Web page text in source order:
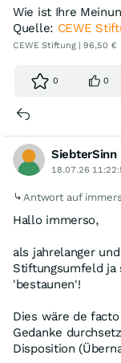
Wie ist Ihre
Quelle: CEWE
CEWE Stiftung | 96,50 €
0 0
SiebterSinn
18.07.26
Antwort auf
Hallo immerso,
als jahrelanger
Stiftungsumfeld ja
'bestaunen'!
Dies wäre de
Gedanke
Disposition